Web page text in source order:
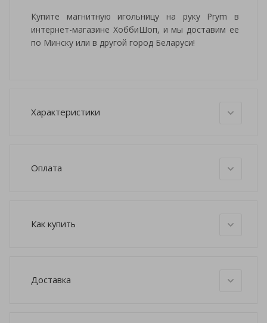
Купите магнитную игольницу на руку Prym в
интернет-магазине ХоббиШоп, и мы доставим ее
по Минску или в другой город Беларуси!
Характеристики
Оплата
Как купить
Доставка